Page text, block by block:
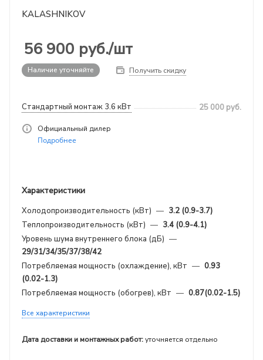
KALASHNIKOV
56 900 руб./шт
Наличие уточняйте Получить скидку
Стандартный монтаж 3.6 кВт 25 000 руб.
Официальный дилер
Подробнее
Характеристики
Холодопроизводительность (кВт) — 3.2 (0.9-3.7)
Теплопроизводительность (кВт) — 3.4 (0.9-4.1)
Уровень шума внутреннего блока (дБ) —
29/31/34/35/37/38/42
Потребляемая мощность (охлаждение), кВт — 0.93
(0.02-1.3)
Потребляемая мощность (обогрев), кВт — 0.87(0.02-1.5)
Все характеристики
Дата доставки и монтажных работ:уточняется отдельно